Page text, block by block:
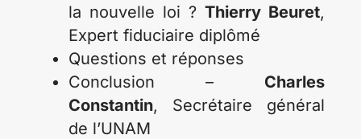
la nouvelle loi ?Thierry Beuret,
Expert fiduciaire diplômé
Questions et réponses
Conclusion – Charles
Constantin, Secrétaire général
de l’UNAM